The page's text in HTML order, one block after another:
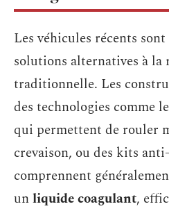
Les véhicules récents
solutions alternatives à la
traditionnelle. Les
des technologies comme
qui permettent de rouler
crevaison, ou des kits
comprennent
unliquide coagulant,